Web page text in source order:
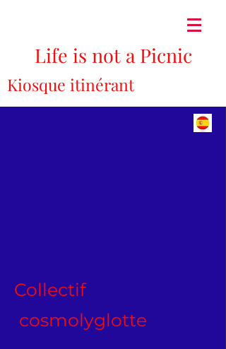
Life is not a Picnic
Kiosque itinérant
Collectif
cosmolyglotte